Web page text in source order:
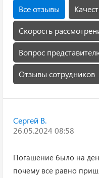
Все отзывы
Скорость
Вопрос
Отзывы сотрудников
Сергей В.
26.05.2024 08:58
Погашение было на
почему все равно